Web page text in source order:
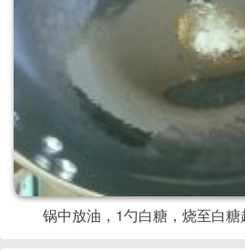
锅中放油，1勺白糖，烧至白